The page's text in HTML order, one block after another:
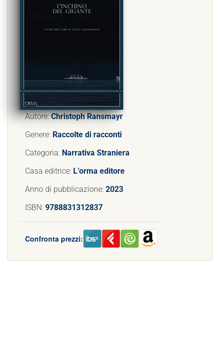
Autore:Christoph Ransmayr
Genere: Raccolte di racconti
Categoria: Narrativa Straniera
Casa editrice: L’orma editore
Anno di pubblicazione: 2023
ISBN: 9788831312837
Confronta prezzi: